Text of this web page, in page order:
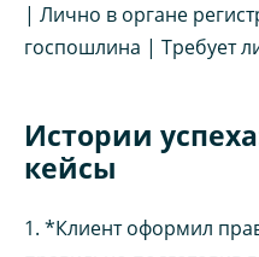
| Лично в органе
госпошлина | Требует
Истории
кейсы
1. *Клиент оформил